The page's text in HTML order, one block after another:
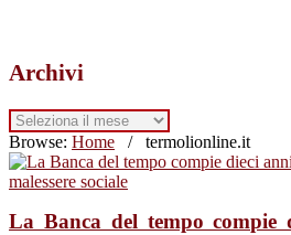
Archivi
Archivi
Browse: Home / termolionline.it
La Banca del tempo compie